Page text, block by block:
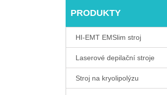
PRODUKTY
HI-EMT EMSlim stroj
Laserové depilační stroje
Stroj na kryolipolýzu